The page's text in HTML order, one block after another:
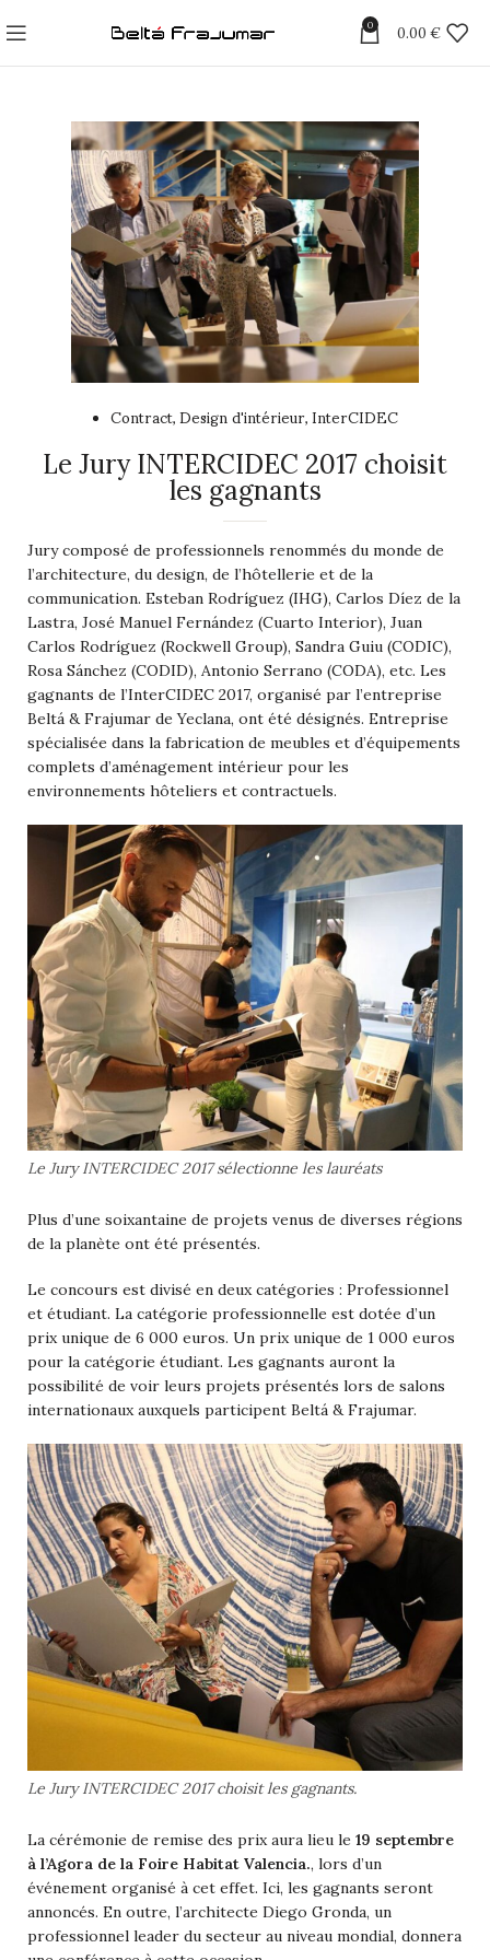
0 0.00 €
Contract, Design d'intérieur, InterCIDEC
Le Jury INTERCIDEC 2017 choisit
les gagnants
Jury composé de professionnels renommés du monde de
l’architecture, du design, de l’hôtellerie et de la
communication. Esteban Rodríguez (IHG), Carlos Díez de la
Lastra, José Manuel Fernández (Cuarto Interior), Juan
Carlos Rodríguez (Rockwell Group), Sandra Guiu (CODIC),
Rosa Sánchez (CODID), Antonio Serrano (CODA), etc. Les
gagnants de l’InterCIDEC 2017, organisé par l’entreprise
Beltá & Frajumar de Yeclana, ont été désignés. Entreprise
spécialisée dans la fabrication de meubles et d’équipements
complets d’aménagement intérieur pour les
environnements hôteliers et contractuels.
Le Jury INTERCIDEC 2017 sélectionne les lauréats
Plus d’une soixantaine de projets venus de diverses régions
de la planète ont été présentés.
Le concours est divisé en deux catégories : Professionnel
et étudiant. La catégorie professionnelle est dotée d’un
prix unique de 6 000 euros. Un prix unique de 1 000 euros
pour la catégorie étudiant. Les gagnants auront la
possibilité de voir leurs projets présentés lors de salons
internationaux auxquels participent Beltá & Frajumar.
Le Jury INTERCIDEC 2017 choisit les gagnants.
La cérémonie de remise des prix aura lieu le 19 septembre
à l’Agora de la Foire Habitat Valencia., lors d’un
événement organisé à cet effet. Ici, les gagnants seront
annoncés. En outre, l’architecte Diego Gronda, un
professionnel leader du secteur au niveau mondial, donnera